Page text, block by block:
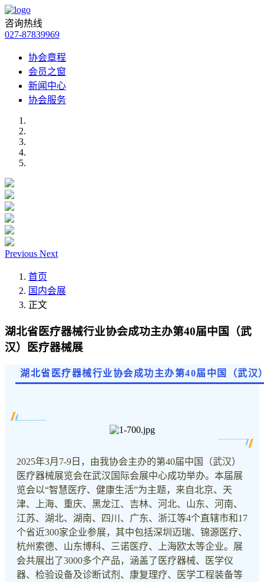
咨询热线
027-87839969
协会章程
会员之窗
新闻中心
协会服务
Previous Next
首页
国内会展
正文
湖北省医疗器械行业协会成功主办第40届中国（武
汉）医疗器械展
湖北省医疗器械行业协会成功主办第40届中国（武汉
2025年3月7-9日，由我协会主办的第40届中国（武汉）
医疗器械展览会在武汉国际会展中心成功举办。本届展
览会以“智慧医疗、健康生活”为主题，来自北京、天
津、上海、重庆、黑龙江、吉林、河北、山东、河南、
江苏、湖北、湖南、四川、广东、浙江等4个直辖市和17
个省近300家企业参展，其中包括深圳迈瑞、锦源医疗、
杭州索德、山东博科、三诺医疗、上海欧太等企业。展
会共展出了3000多个产品，涵盖了医疗器械、医学仪
器、检验设备及诊断试剂、康复理疗、医学工程装备等